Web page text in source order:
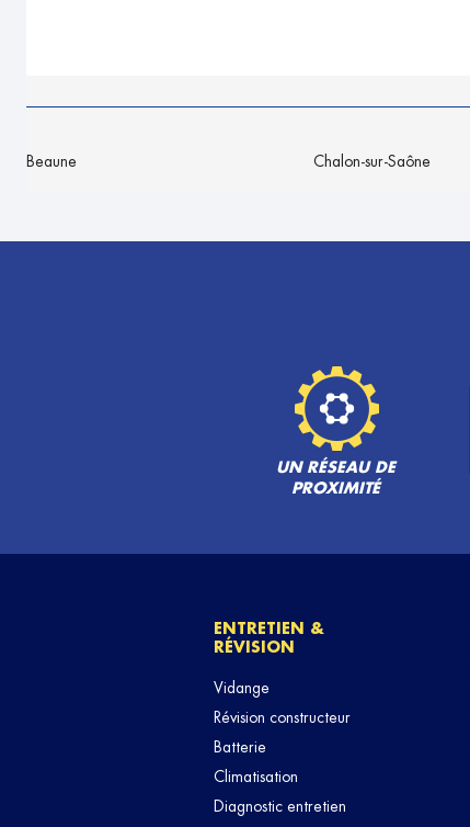
Beaune Chalon-sur-Saône
UN RÉSEAU DE
PROXIMITÉ
ENTRETIEN &
RÉVISION
Vidange
Révision constructeur
Batterie
Climatisation
Diagnostic entretien